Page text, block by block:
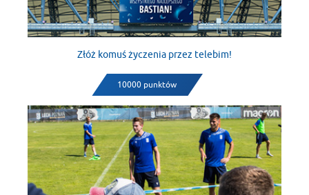
Złóż komuś życzenia przez telebim!
10000 punktów